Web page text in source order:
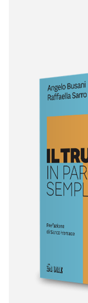
STRANIERI IN
VERIFICA FIRMA
VADEMECUM